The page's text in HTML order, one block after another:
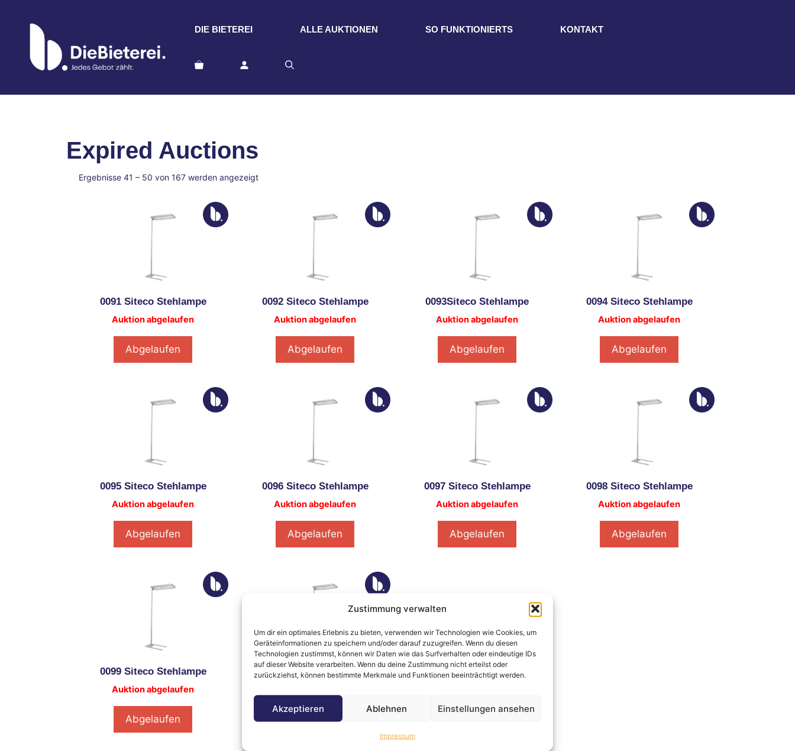
Zustimmung verwalten
Um dir ein optimales Erlebnis zu bieten, verwenden wir Technologien wie Cookies, um
Geräteinformationen zu speichern und/oder darauf zuzugreifen. Wenn du diesen
Technologien zustimmst, können wir Daten wie das Surfverhalten oder eindeutige IDs
auf dieser Website verarbeiten. Wenn du deine Zustimmung nicht erteilst oder
zurückziehst, können bestimmte Merkmale und Funktionen beeinträchtigt werden.
Akzeptieren Ablehnen Einstellungen ansehen
Impressum
DIE BIETEREI ALLE AUKTIONEN SO FUNKTIONIERTS KONTAKT
Expired Auctions
Ergebnisse 41 – 50 von 167 werden angezeigtmeta_value
0091 Siteco Stehlampe
Auktion abgelaufen
Abgelaufen
0092 Siteco Stehlampe
Auktion abgelaufen
Abgelaufen
0093Siteco Stehlampe
Auktion abgelaufen
Abgelaufen
0094 Siteco Stehlampe
Auktion abgelaufen
Abgelaufen
0095 Siteco Stehlampe
Auktion abgelaufen
Abgelaufen
0096 Siteco Stehlampe
Auktion abgelaufen
Abgelaufen
0097 Siteco Stehlampe
Auktion abgelaufen
Abgelaufen
0098 Siteco Stehlampe
Auktion abgelaufen
Abgelaufen
0099 Siteco Stehlampe
Auktion abgelaufen
Abgelaufen
0100 Siteco Stehlampe
Abgelaufen